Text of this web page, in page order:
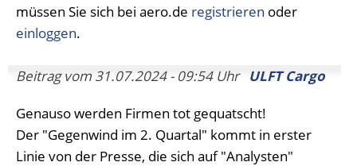
müssen Sie sich bei aero.de registrieren oder
einloggen.
Beitrag vom 31.07.2024 - 09:54 Uhr ULFT Cargo
Genauso werden Firmen tot gequatscht!
Der "Gegenwind im 2. Quartal" kommt in erster
Linie von der Presse, die sich auf "Analysten"